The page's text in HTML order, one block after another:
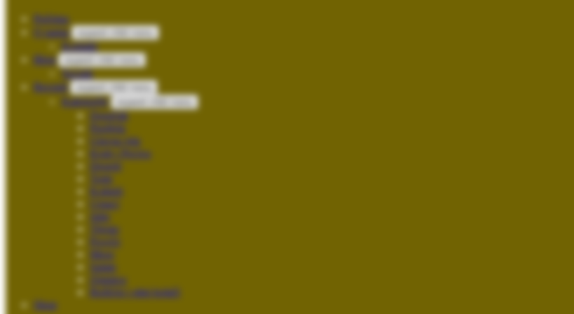
Početna
O nama
Kontakt
Blog
Socials
Recepti
Kategorije expand child menu
Doručak
Predjela
Glavna jela
Kruh i Peciva
Deserti
Torte
Kokteli
Umaci
Juhe
Tijesto
Meso
Salate
Zimnica
Božićni i sitni kolači
Shop